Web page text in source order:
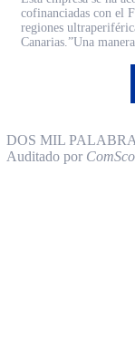
cofinanciadas con el
regiones
Canarias.”Una
DOS MIL
Auditado por